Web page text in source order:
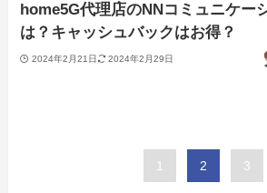
home5G代理店のNNコミュニケー
は？キャッシュバックはお得？
2024年2月21日 2024年2月29日
1 2 3